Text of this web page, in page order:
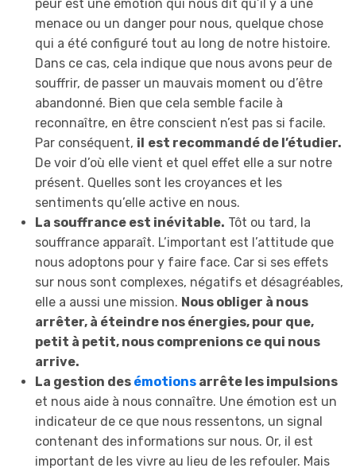
peur est une émotion qui nous dit qu’il y a une
menace ou un danger pour nous, quelque chose
qui a été configuré tout au long de notre histoire.
Dans ce cas, cela indique que nous avons peur de
souffrir, de passer un mauvais moment ou d’être
abandonné. Bien que cela semble facile à
reconnaître, en être conscient n’est pas si facile.
Par conséquent, il est recommandé de l’étudier.
De voir d’où elle vient et quel effet elle a sur notre
présent. Quelles sont les croyances et les
sentiments qu’elle active en nous.
La souffrance est inévitable. Tôt ou tard, la
souffrance apparaît. L’important est l’attitude que
nous adoptons pour y faire face. Car si ses effets
sur nous sont complexes, négatifs et désagréables,
elle a aussi une mission. Nous obliger à nous
arrêter, à éteindre nos énergies, pour que,
petit à petit, nous comprenions ce qui nous
arrive.
La gestion des émotionsarrête les impulsions
et nous aide à nous connaître. Une émotion est un
indicateur de ce que nous ressentons, un signal
contenant des informations sur nous. Or, il est
important de les vivre au lieu de les refouler. Mais